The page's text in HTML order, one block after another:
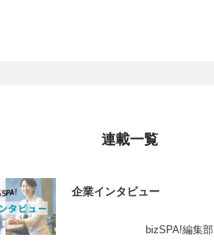
連載一覧
企業インタビュー
bizSPA!編集部